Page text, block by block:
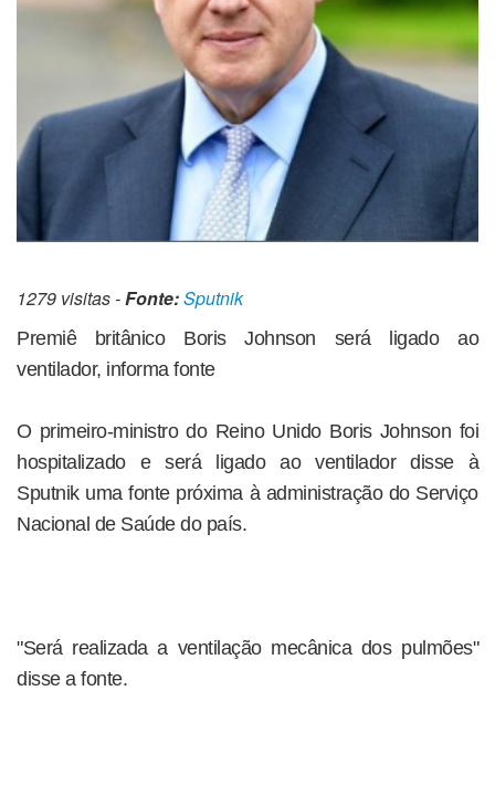
1279 visitas -Fonte:Sputnik
Premiê britânico Boris Johnson será ligado ao
ventilador, informa fonte
O primeiro-ministro do Reino Unido Boris Johnson foi
hospitalizado e será ligado ao ventilador disse à
Sputnik uma fonte próxima à administração do Serviço
Nacional de Saúde do país.
"Será realizada a ventilação mecânica dos pulmões"
disse a fonte.